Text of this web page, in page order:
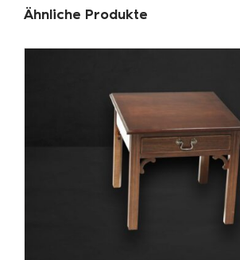
Ähnliche Produkte